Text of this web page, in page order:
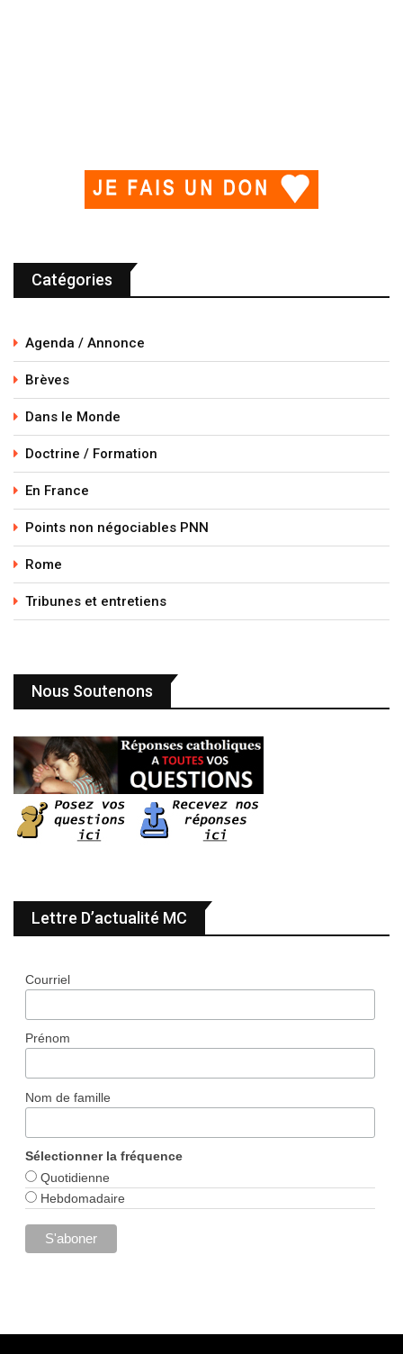
Catégories
Agenda / Annonce
Brèves
Dans le Monde
Doctrine / Formation
En France
Points non négociables PNN
Rome
Tribunes et entretiens
Nous Soutenons
Lettre D’actualité MC
Courriel
Prénom
Nom de famille
Sélectionner la fréquence
Quotidienne
Hebdomadaire